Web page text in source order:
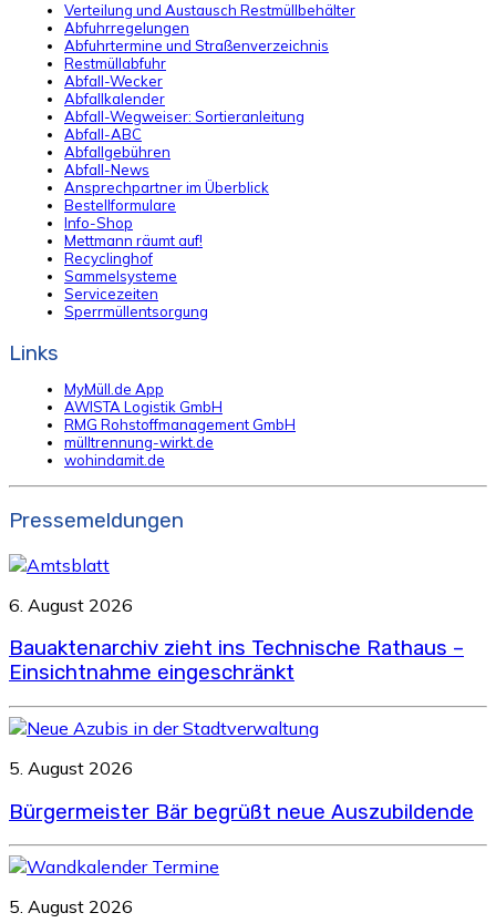
Verteilung und Austausch Restmüllbehälter
Abfuhrregelungen
Abfuhrtermine und Straßenverzeichnis
Restmüllabfuhr
Abfall-Wecker
Abfallkalender
Abfall-Wegweiser: Sortieranleitung
Abfall-ABC
Abfallgebühren
Abfall-News
Ansprechpartner im Überblick
Bestellformulare
Info-Shop
Mettmann räumt auf!
Recyclinghof
Sammelsysteme
Servicezeiten
Sperrmüllentsorgung
Links
MyMüll.de App
AWISTA Logistik GmbH
RMG Rohstoffmanagement GmbH
mülltrennung-wirkt.de
wohindamit.de
Pressemeldungen
6. August 2026
Bauaktenarchiv zieht ins Technische Rathaus –
Einsichtnahme eingeschränkt
5. August 2026
Bürgermeister Bär begrüßt neue Auszubildende
5. August 2026